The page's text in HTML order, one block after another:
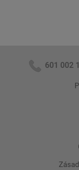
601 002